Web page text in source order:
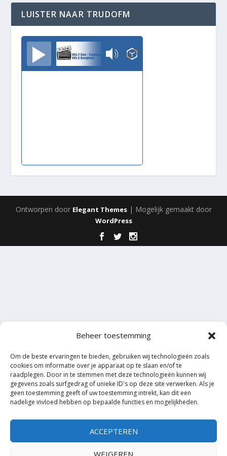
Beheer toestemming
Om de beste ervaringen te bieden, gebruiken wij technologieën zoals
cookies om informatie over je apparaat op te slaan en/of te
raadplegen. Door in te stemmen met deze technologieën kunnen wij
gegevens zoals surfgedrag of unieke ID's op deze site verwerken. Als je
geen toestemming geeft of uw toestemming intrekt, kan dit een
nadelige invloed hebben op bepaalde functies en mogelijkheden.
ACCEPTEREN
WEIGEREN
LUISTER NAAR TRUDOFM
TrudoFM
Ontworpen door Elegant Themes| Mogelijk gemaakt door
WordPress